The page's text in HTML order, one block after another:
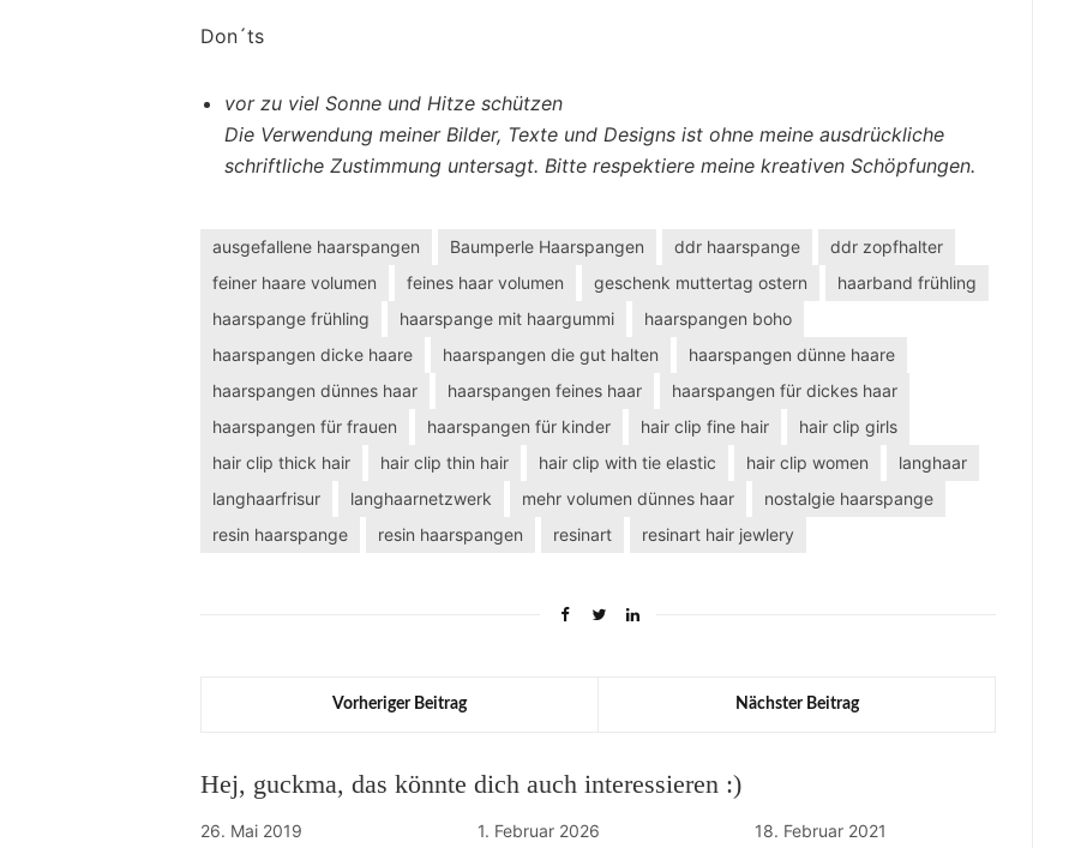
Don´ts
vor zu viel Sonne und Hitze schützen
Die Verwendung meiner Bilder, Texte und Designs ist ohne meine ausdrückliche
schriftliche Zustimmung untersagt. Bitte respektiere meine kreativen Schöpfungen.
ausgefallene haarspangen Baumperle Haarspangen ddr haarspange
ddr zopfhalter
feiner haare volumen
feines haar volumen geschenk muttertag ostern
haarband frühling
haarspange frühling
haarspange mit haargummi
haarspangen boho
haarspangen dicke haare
haarspangen die gut halten
haarspangen dünne haare
haarspangen dünnes haar
haarspangen feines haar
haarspangen für dickes haar
haarspangen für frauen
haarspangen für kinder hair clip fine hair
hair clip girls
hair clip thick hair
hair clip thin hair hair clip with tie elastic hair clip women
langhaar
langhaarfrisur
langhaarnetzwerk mehr volumen dünnes haar
nostalgie haarspange
resin haarspange
resin haarspangen resinart resinart hair jewlery
Vorheriger Beitrag Nächster Beitrag
Hej, guckma, das könnte dich auch interessieren :)
26. Mai 2019 1. Februar 2026 18. Februar 2021